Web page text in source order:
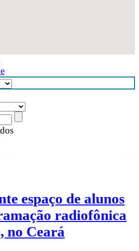
espaço de alunos
radiofônica
no Ceará